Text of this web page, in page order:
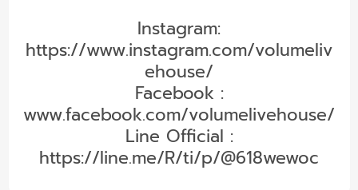
Instagram:
https://www.instagram.com/volumeliv
ehouse/
Facebook :
www.facebook.com/volumelivehouse/
Line Official :
https://line.me/R/ti/p/@618wewoc